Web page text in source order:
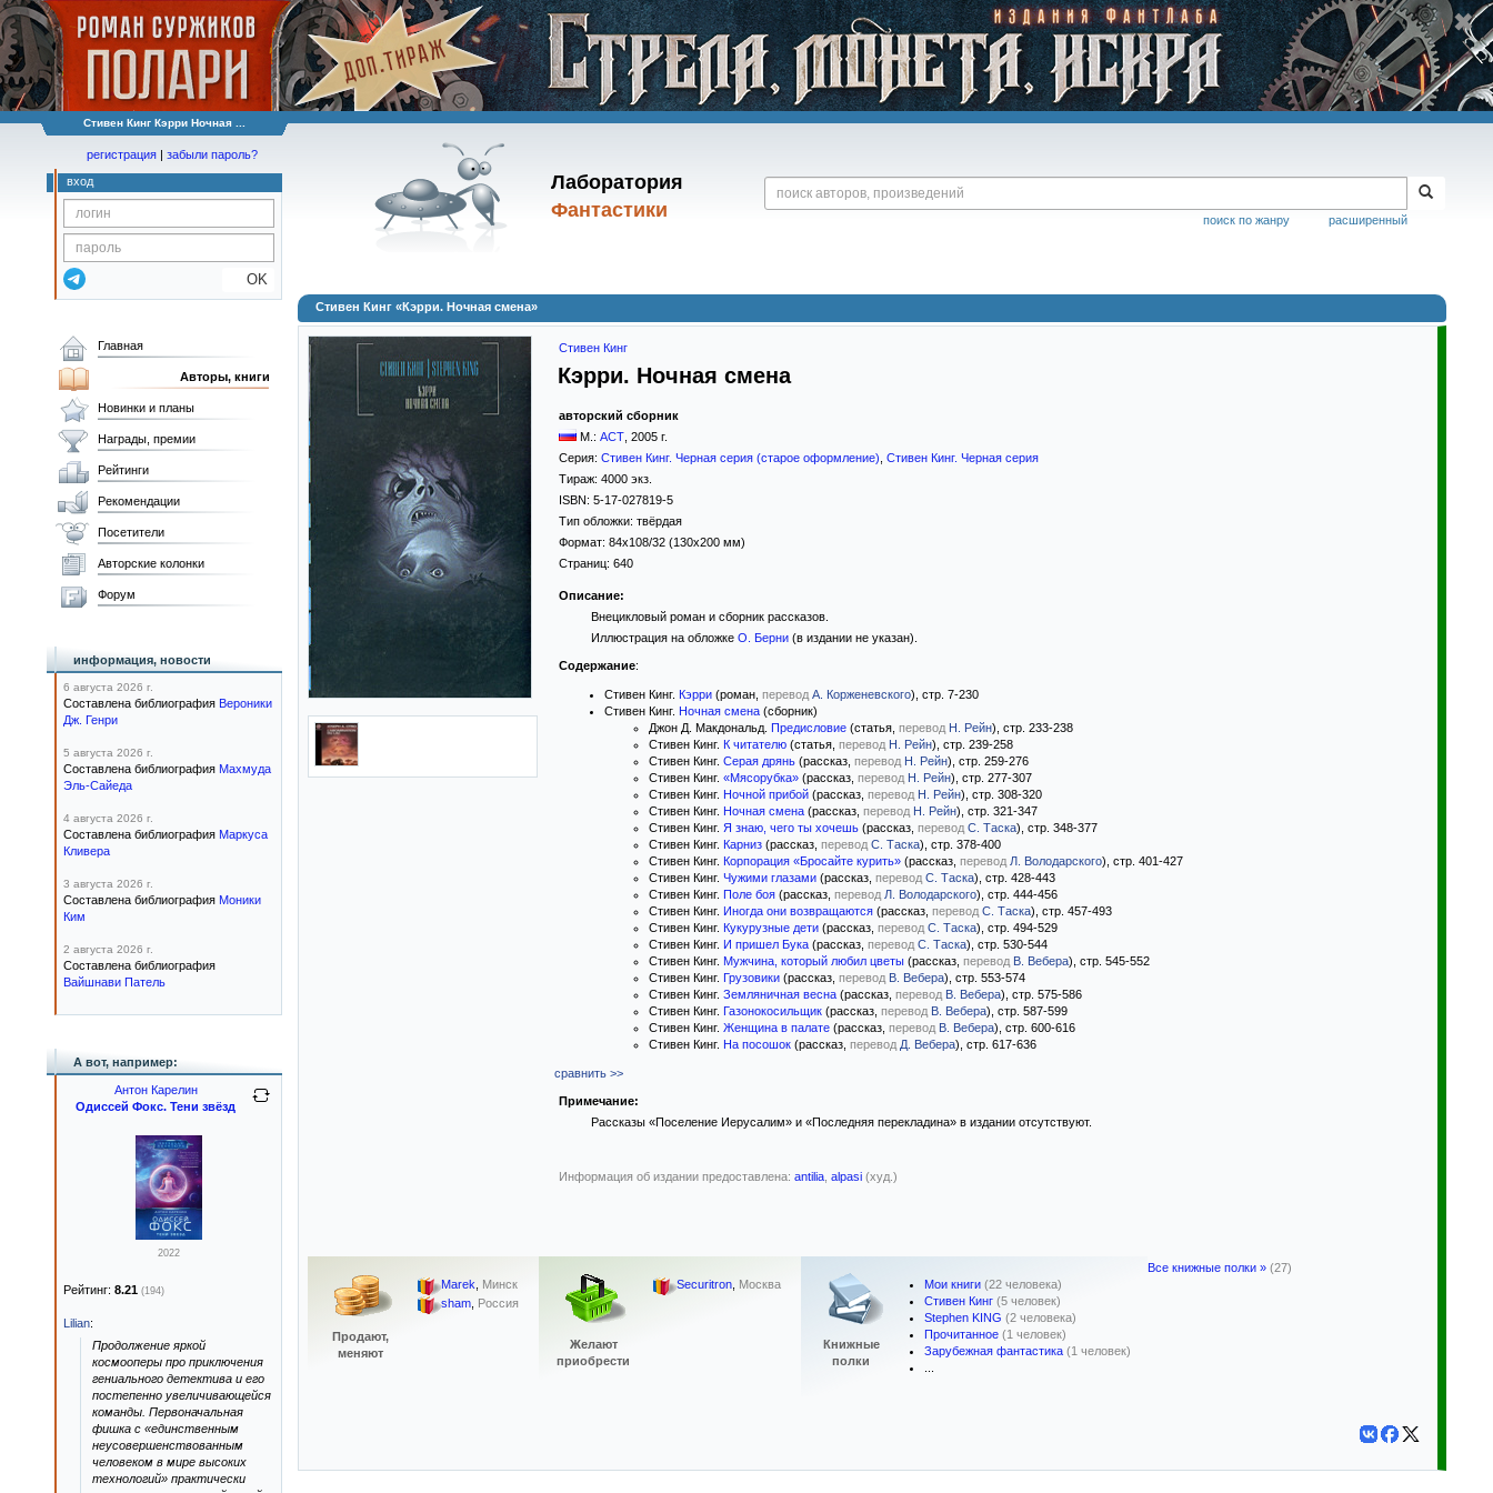
Стивен Кинг Кэрри Ночная ...
Лаборатория
Фантастики
расширенный
поиск по жанру
регистрация | забыли пароль?
вход
OK
Стивен Кинг «Кэрри. Ночная смена»
Стивен Кинг
Кэрри. Ночная смена
авторский сборник
М.: АСТ 2005 г.
Серия: Стивен Кинг. Черная серия (старое оформление) Стивен Кинг. Черная серия
Тираж: 4000 экз.
ISBN: 5-17-027819-5
Тип обложки: твёрдая
Формат: 84x108/32 (130x200 мм)
Страниц: 640
Описание:
Внецикловый роман и сборник рассказов.
Иллюстрация на обложке О. Берни(в издании не указан).
Содержание:
Стивен Кинг. Кэрри (роман, перевод А. Корженевского), стр. 7-230
Стивен Кинг. Ночная смена (сборник)
Джон Д. Макдональд. Предисловие (статья, перевод Н. Рейн), стр. 233-238
Стивен Кинг. К читателю (статья, перевод Н. Рейн), стр. 239-258
Стивен Кинг. Серая дрянь (рассказ, перевод Н. Рейн), стр. 259-276
Стивен Кинг. «Мясорубка» (рассказ, перевод Н. Рейн), стр. 277-307
Стивен Кинг. Ночной прибой (рассказ, перевод Н. Рейн), стр. 308-320
Стивен Кинг. Ночная смена (рассказ, перевод Н. Рейн), стр. 321-347
Стивен Кинг. Я знаю, чего ты хочешь (рассказ, перевод С. Таска), стр. 348-377
Стивен Кинг. Карниз (рассказ, перевод С. Таска), стр. 378-400
Стивен Кинг. Корпорация «Бросайте курить» (рассказ, перевод Л. Володарского), стр. 401-427
Стивен Кинг. Чужими глазами (рассказ, перевод С. Таска), стр. 428-443
Стивен Кинг. Поле боя (рассказ, перевод Л. Володарского), стр. 444-456
Стивен Кинг. Иногда они возвращаются (рассказ, перевод С. Таска), стр. 457-493
Стивен Кинг. Кукурузные дети (рассказ, перевод С. Таска), стр. 494-529
Стивен Кинг. И пришел Бука (рассказ, перевод С. Таска), стр. 530-544
Стивен Кинг. Мужчина, который любил цветы (рассказ, перевод В. Вебера), стр. 545-552
Стивен Кинг. Грузовики (рассказ, перевод В. Вебера), стр. 553-574
Стивен Кинг. Земляничная весна (рассказ, перевод В. Вебера), стр. 575-586
Стивен Кинг. Газонокосильщик (рассказ, перевод В. Вебера), стр. 587-599
Стивен Кинг. Женщина в палате (рассказ, перевод В. Вебера), стр. 600-616
Стивен Кинг. На посошок (рассказ, перевод Д. Вебера), стр. 617-636
сравнить >>
Примечание:
Рассказы «Поселение Иерусалим» и «Последняя перекладина» в издании отсутствуют.
Информация об издании предоставлена: antilia alpasi (худ.)
Продают,
меняют
Marek, Минск
sham, Россия
Желают
приобрести
Securitron, Москва
Книжные
полки
Мои книги (22 человека)
Стивен Кинг (5 человек)
Stephen KING (2 человека)
Прочитанное (1 человек)
Зарубежная фантастика (1 человек)
Все книжные полки » (27)
Главная
Авторы, книги
Новинки и планы
Награды, премии
Рейтинги
Рекомендации
Посетители
Авторские колонки
Форум
информация, новости
6 августа 2026 г.
Составлена библиография Вероники
Дж. Генри
5 августа 2026 г.
Составлена библиография Махмуда
Эль-Сайеда
4 августа 2026 г.
Составлена библиография Маркуса
Кливера
3 августа 2026 г.
Составлена библиография Моники
Ким
2 августа 2026 г.
Составлена библиография
Вайшнави Патель
А вот, например:
Антон Карелин
Одиссей Фокс. Тени звёзд
2022
Рейтинг: 8.21 (194)
Lilian:
Продолжение яркой
космооперы про приключения
гениального детектива и его
постепенно увеличивающейся
команды. Первоначальная
фишка с «единственным
неусовершенствованным
человеком в мире высоких
технологий» практически